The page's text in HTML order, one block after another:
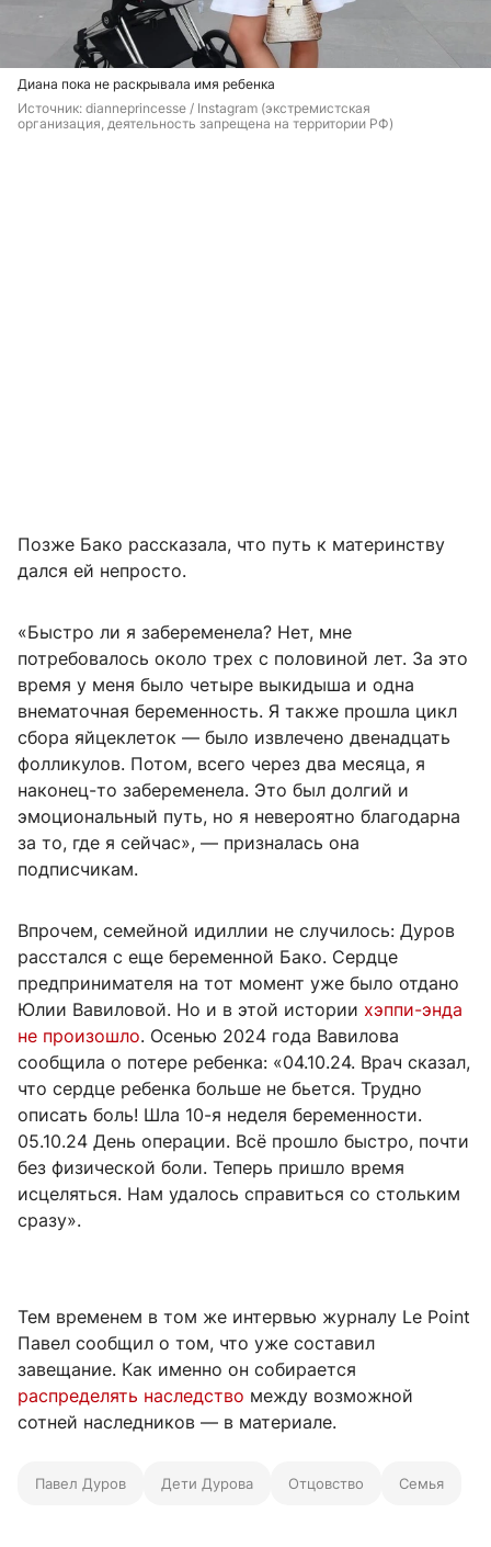
Диана пока не раскрывала имя ребенка
Источник: dianneprincesse / Instagram (экстремистская
организация, деятельность запрещена на территории РФ)
Позже Бако рассказала, что путь к материнству
дался ей непросто.
«Быстро ли я забеременела? Нет, мне
потребовалось около трех с половиной лет. За это
время у меня было четыре выкидыша и одна
внематочная беременность. Я также прошла цикл
сбора яйцеклеток — было извлечено двенадцать
фолликулов. Потом, всего через два месяца, я
наконец-то забеременела. Это был долгий и
эмоциональный путь, но я невероятно благодарна
за то, где я сейчас», — призналась она
подписчикам.
Впрочем, семейной идиллии не случилось: Дуров
расстался с еще беременной Бако. Сердце
предпринимателя на тот момент уже было отдано
Юлии Вавиловой. Но и в этой истории хэппи-энда
не произошло. Осенью 2024 года Вавилова
сообщила о потере ребенка: «04.10.24. Врач сказал,
что сердце ребенка больше не бьется. Трудно
описать боль! Шла 10-я неделя беременности.
05.10.24 День операции. Всё прошло быстро, почти
без физической боли. Теперь пришло время
исцеляться. Нам удалось справиться со стольким
сразу».
Тем временем в том же интервью журналу Le Point
Павел сообщил о том, что уже составил
завещание. Как именно он собирается
распределять наследство между возможной
сотней наследников — в материале.
Павел Дуров Дети Дурова Отцовство Семья